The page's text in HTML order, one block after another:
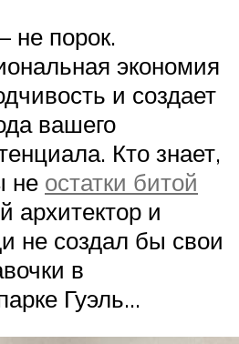
не порок.
экономия
и создает
вашего
Кто знает,
не остатки битой
архитектор и
не создал бы свои
в
Гуэль…